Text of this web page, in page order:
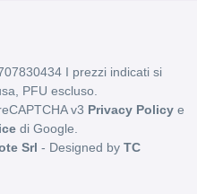
I prezzi indicati si
PFU escluso.
v3 Privacy Policy e
di Google.
Srl - Designed by TC